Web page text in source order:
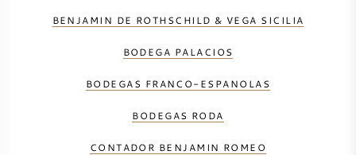
BENJAMIN DE ROTHSCHILD & VEGA SICILIA
BODEGA PALACIOS
BODEGAS FRANCO-ESPANOLAS
BODEGAS RODA
CONTADOR BENJAMIN ROMEO